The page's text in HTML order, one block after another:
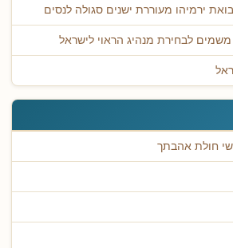
ירמיהו מעוררת ישנים סגולה לנסים
לבחירת מנהיג הראוי לישראל
חולת אהבתך